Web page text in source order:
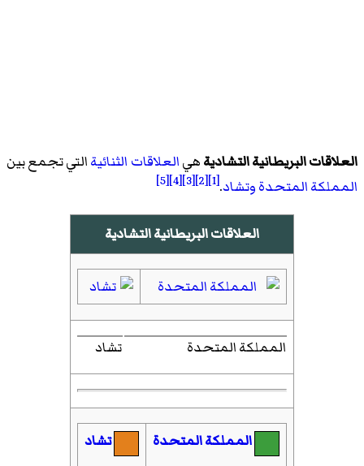
العلاقات البريطانية التشاديةهيالعلاقات الثنائيةالتي تجمع بين
المملكة المتحدةوتشاد.
[1]
[2]
[3]
[4]
[5]
العلاقات البريطانية التشادية
المملكة المتحدة تشاد
المملكة المتحدة تشاد